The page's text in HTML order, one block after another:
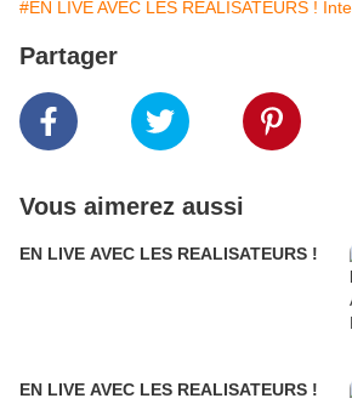
#EN LIVE AVEC LES REALISATEURS !
Partager
Vous aimerez aussi
EN LIVE AVEC LES REALISATEURS !
EN LIVE AVEC LES REALISATEURS !